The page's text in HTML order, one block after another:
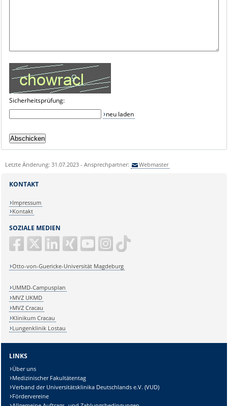
Sicherheitsprüfung:
neu laden
Letzte Änderung: 31.07.2023 - Ansprechpartner: Webmaster
SOZIALE MEDIEN
Otto-von-Guericke-Universität Magdeburg
KONTAKT
Impressum
Kontakt
UMMD-Campusplan
MVZ UKMD
MVZ Cracau
Klinikum Cracau
Lungenklinik Lostau
LINKS
Über uns
Medizinischer Fakultätentag
Verband der Universitätsklinika Deutschlands e.V. (VUD)
Fördervereine